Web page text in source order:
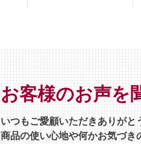
お客様のお声を
いつもご愛顧いただきありがと
商品の使い心地や何かお気づき